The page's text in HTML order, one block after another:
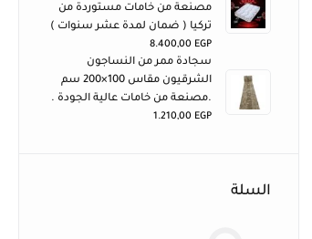
مصنعة من خامات مستوردة من
تركيا ( ضمان لمدة عشر سنوات )
8.400,00 EGP
سجادة ممر من النساجون
الشرقيون مقاس 100×200 سم
.مصنعة من خامات عالية الجودة .
1.210,00 EGP
السلة